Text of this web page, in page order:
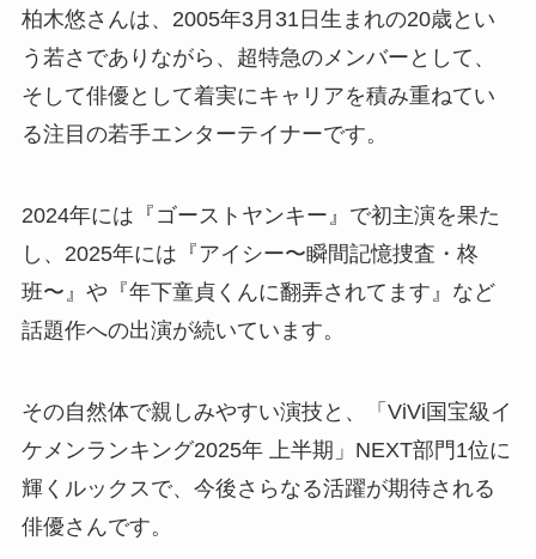
柏木悠さんは、2005年3月31日生まれの20歳とい
う若さでありながら、超特急のメンバーとして、
そして俳優として着実にキャリアを積み重ねてい
る注目の若手エンターテイナーです。
2024年には『ゴーストヤンキー』で初主演を果た
し、2025年には『アイシー〜瞬間記憶捜査・柊
班〜』や『年下童貞くんに翻弄されてます』など
話題作への出演が続いています。
その自然体で親しみやすい演技と、「ViVi国宝級イ
ケメンランキング2025年 上半期」NEXT部門1位に
輝くルックスで、今後さらなる活躍が期待される
俳優さんです。